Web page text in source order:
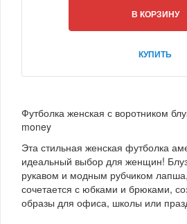
В КОРЗИНУ
КУПИТЬ
Футболка женская с воротником
money
Эта стильная женская футболка
идеальный выбор для женщин!
рукавом и модным рубчиком
сочетается с юбками и брюками,
образы для офиса, школы или